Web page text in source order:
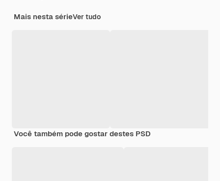
Mais nesta sérieVer tudo
Você também pode gostar destes PSD